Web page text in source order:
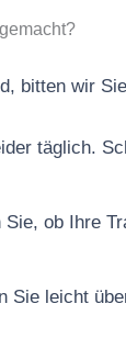
bitten wir
täglich.
ob Ihre
Sie leicht